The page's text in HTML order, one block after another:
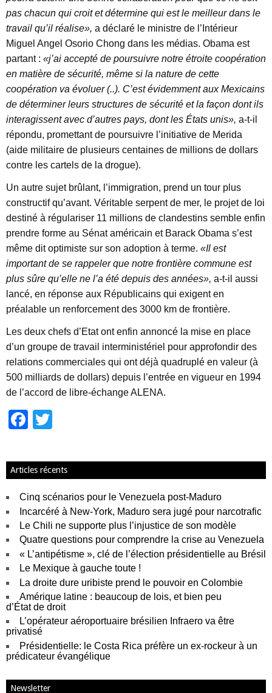
pas chacun qui croit et détermine qui est le meilleur dans le
travail qu’il réalise», a déclaré le ministre de l’Intérieur
Miguel Angel Osorio Chong dans les médias. Obama est
partant : «j’ai accepté de poursuivre notre étroite coopération
en matière de sécurité, même si la nature de cette
coopération va évoluer (..). C’est évidemment aux Mexicains
de déterminer leurs structures de sécurité et la façon dont ils
interagissent avec d’autres pays, dont les États unis», a-t-il
répondu, promettant de poursuivre l’initiative de Merida
(aide militaire de plusieurs centaines de millions de dollars
contre les cartels de la drogue).
Un autre sujet brûlant, l’immigration, prend un tour plus
constructif qu’avant. Véritable serpent de mer, le projet de loi
destiné à régulariser 11 millions de clandestins semble enfin
prendre forme au Sénat américain et Barack Obama s’est
même dit optimiste sur son adoption à terme. «Il est
important de se rappeler que notre frontière commune est
plus sûre qu’elle ne l’a été depuis des années», a-t-il aussi
lancé, en réponse aux Républicains qui exigent en
préalable un renforcement des 3000 km de frontière.
Les deux chefs d’Etat ont enfin annoncé la mise en place
d’un groupe de travail interministériel pour approfondir des
relations commerciales qui ont déjà quadruplé en valeur (à
500 milliards de dollars) depuis l’entrée en vigueur en 1994
de l’accord de libre-échange ALENA.
F
c
e
b
o
o
k
tt
er
Articles récents
Cinq scénarios pour le Venezuela post-Maduro
Incarcéré à New-York, Maduro sera jugé pour narcotrafic
Le Chili ne supporte plus l’injustice de son modèle
Quatre questions pour comprendre la crise au Venezuela
« L’antipétisme », clé de l’élection présidentielle au Brésil
Le Mexique à gauche toute !
La droite dure uribiste prend le pouvoir en Colombie
Amérique latine : beaucoup de lois, et bien peu
d’État de droit
L’opérateur aéroportuaire brésilien Infraero va être
privatisé
Présidentielle: le Costa Rica préfère un ex-rockeur à un
prédicateur évangélique
Newsletter